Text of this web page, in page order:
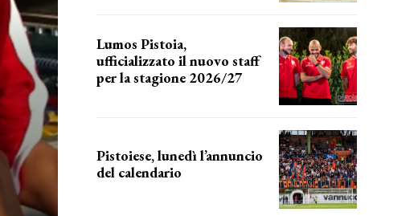
Lumos Pistoia,
ufficializzato il nuovo staff
per la stagione 2026/27
Pistoiese, lunedì l’annuncio
del calendario